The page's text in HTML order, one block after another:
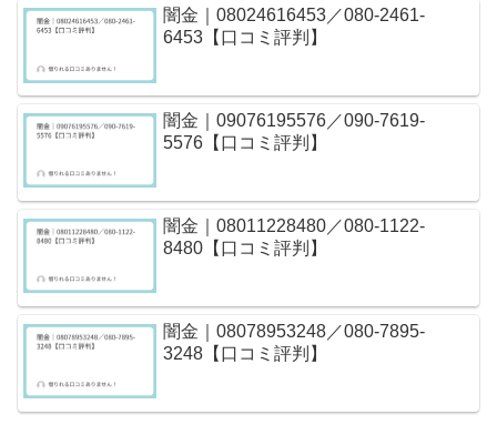
闇金｜08024616453／080-2461-
6453【口コミ評判】
闇金｜09076195576／090-7619-
5576【口コミ評判】
闇金｜08011228480／080-1122-
8480【口コミ評判】
闇金｜08078953248／080-7895-
3248【口コミ評判】